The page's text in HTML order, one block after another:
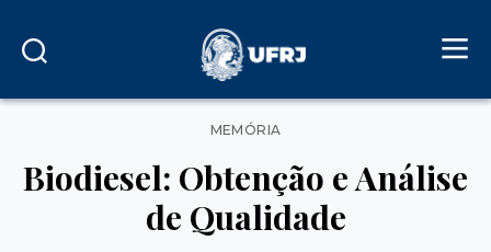
Categorias
MEMÓRIA
Biodiesel: Obtenção e Análise
de Qualidade